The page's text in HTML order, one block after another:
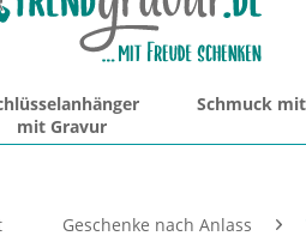
mit Gravur
Schmuck
Geschenke nach Anlass